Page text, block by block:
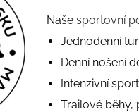
Našesportovní
Jednodenní
Denní nošení
Intenzivní
Trailové běhy,